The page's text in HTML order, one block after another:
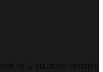
de Graduados Sociales